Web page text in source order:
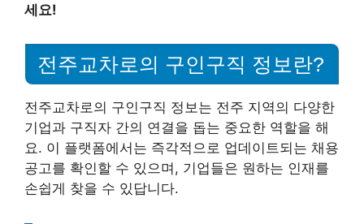
세요!
전주교차로의 구인구직 정보란?
전주교차로의 구인구직 정보는 전주 지역의 다양한
기업과 구직자 간의 연결을 돕는 중요한 역할을 해
요. 이 플랫폼에서는 즉각적으로 업데이트되는 채용
공고를 확인할 수 있으며, 기업들은 원하는 인재를
손쉽게 찾을 수 있답니다.